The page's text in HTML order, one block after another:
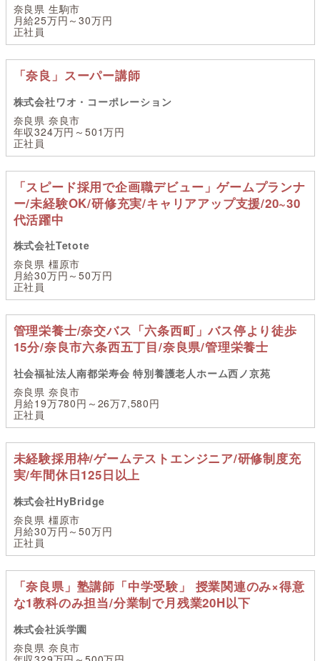
奈良県 生駒市
月給25万円～30万円
正社員
「奈良」スーパー講師
株式会社ワオ・コーポレーション
奈良県 奈良市
年収324万円～501万円
正社員
「スピード採用で企画職デビュー」ゲームプランナ
ー/未経験OK/研修充実/キャリアアップ支援/20~30
代活躍中
株式会社Tetote
奈良県 橿原市
月給30万円～50万円
正社員
管理栄養士/奈交バス「六条西町」バス停より徒歩
15分/奈良市六条西五丁目/奈良県/管理栄養士
社会福祉法人南都栄寿会 特別養護老人ホーム西ノ京苑
奈良県 奈良市
月給19万780円～26万7,580円
正社員
未経験採用枠/ゲームテストエンジニア/研修制度充
実/年間休日125日以上
株式会社HyBridge
奈良県 橿原市
月給30万円～50万円
正社員
「奈良県」塾講師「中学受験」 授業関連のみ×得意
な1教科のみ担当/分業制で月残業20H以下
株式会社浜学園
奈良県 奈良市